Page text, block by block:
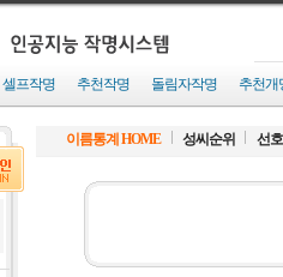
셀프작명 추천작명 돌림자작명 추천개
이름통계 HOME 성씨순위 선